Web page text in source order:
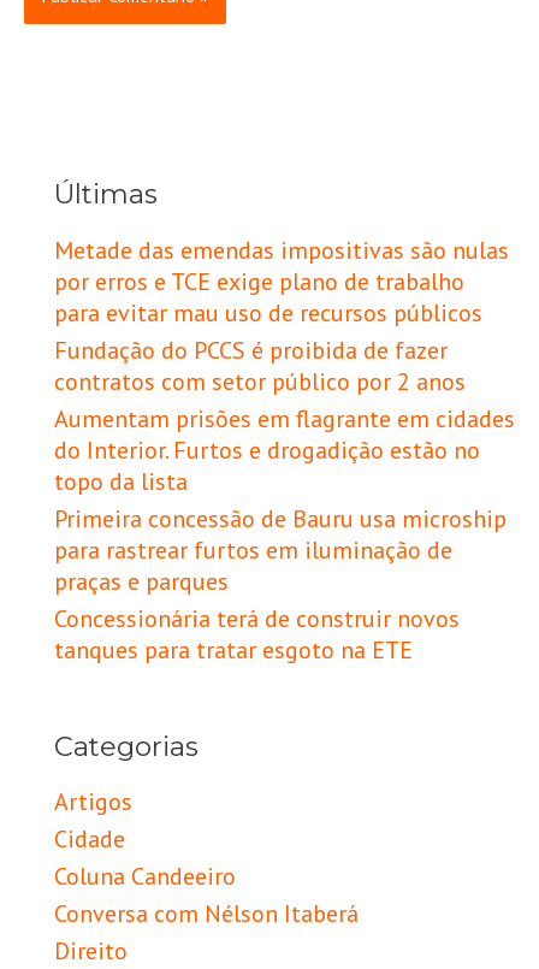
Últimas
Metade das emendas impositivas são nulas
por erros e TCE exige plano de trabalho
para evitar mau uso de recursos públicos
Fundação do PCCS é proibida de fazer
contratos com setor público por 2 anos
Aumentam prisões em flagrante em cidades
do Interior. Furtos e drogadição estão no
topo da lista
Primeira concessão de Bauru usa microship
para rastrear furtos em iluminação de
praças e parques
Concessionária terá de construir novos
tanques para tratar esgoto na ETE
Categorias
Artigos
Cidade
Coluna Candeeiro
Conversa com Nélson Itaberá
Direito